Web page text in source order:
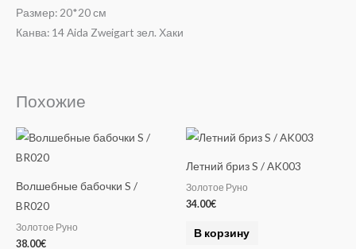
Размер: 20*20 см
Канва: 14 Aida Zweigart зел. Хаки
Похожие
Волшебные бабочки S /
BR020
Золотое Руно
38.00€
Летний бриз S / AK003
Золотое Руно
34.00€
В корзину